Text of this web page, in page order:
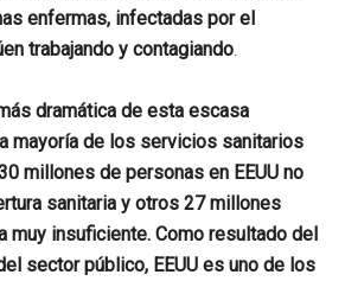
enfermas, infectadas por el
trabajando y contagiando.
dramática de esta escasa
mayoría de los servicios sanitarios
millones de personas en EEUU no
sanitaria y otros 27 millones
muy insuficiente. Como resultado del
sector público, EEUU es uno de los